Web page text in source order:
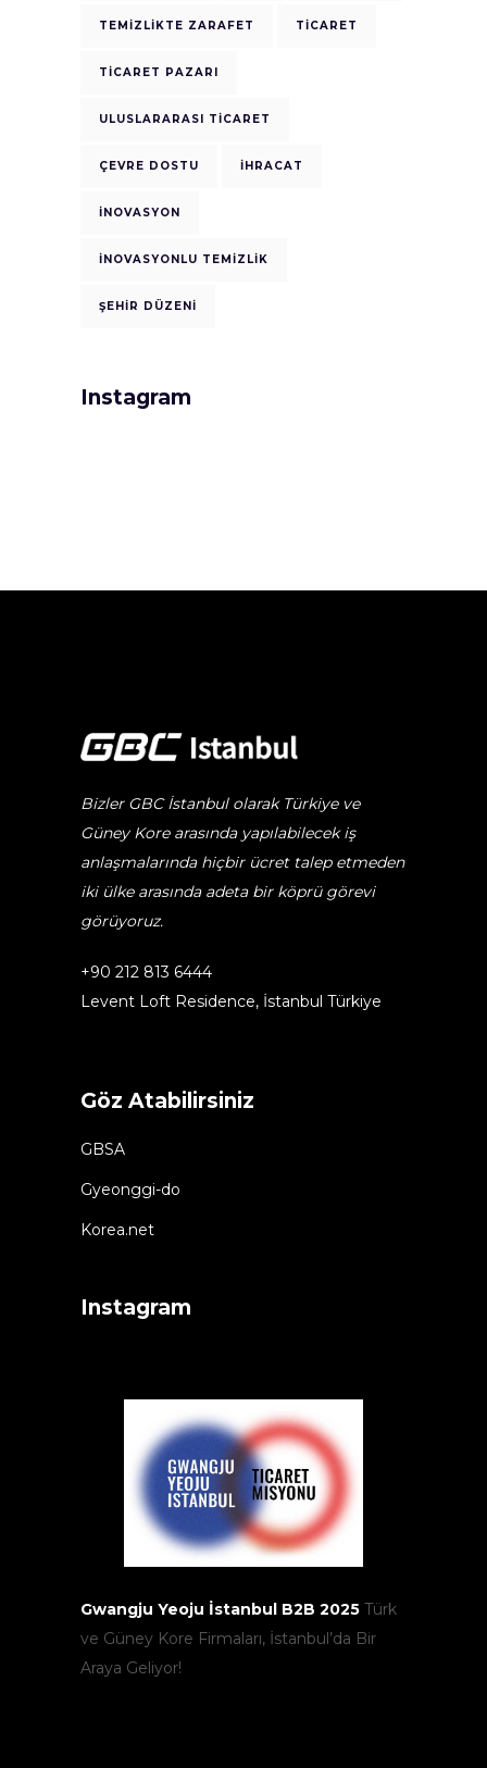
TEMIZLIKTE ZARAFET TICARET
TICARET PAZARI
ULUSLARARASI TICARET
ÇEVRE DOSTU İHRACAT
İNOVASYON
İNOVASYONLU TEMIZLIK
ŞEHIR DÜZENI
Instagram
Bizler GBC İstanbul olarak Türkiye ve
Güney Kore arasında yapılabilecek iş
anlaşmalarında hiçbir ücret talep etmeden
iki ülke arasında adeta bir köprü görevi
görüyoruz.
+90 212 813 6444
Levent Loft Residence, İstanbul Türkiye
Göz Atabilirsiniz
GBSA
Gyeonggi-do
Korea.net
Instagram
Gwangju Yeoju İstanbul B2B 2025 Türk
ve Güney Kore Firmaları, İstanbul’da Bir
Araya Geliyor!